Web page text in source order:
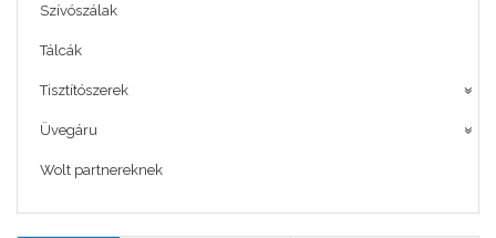
Szívószálak
Tálcák
Tisztítószerek
Üvegáru
Wolt partnereknek